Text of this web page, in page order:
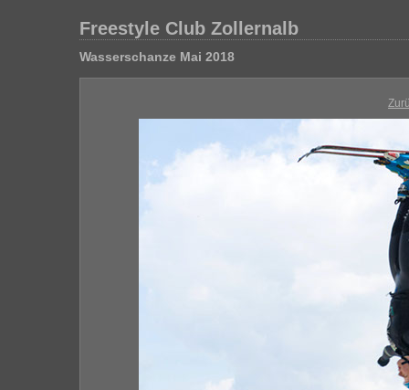
Freestyle Club Zollernalb
Wasserschanze Mai 2018